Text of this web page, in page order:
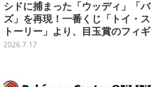
シドに捕まった「ウッディ」「バ
ズ」を再現！一番くじ「トイ・ス
トーリー」より、目玉賞のフィギ
ュアが先行公開
2026.7.17